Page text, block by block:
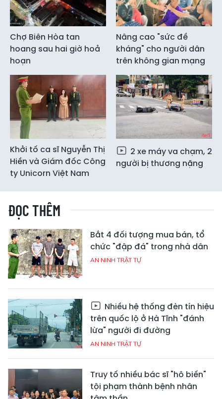
Chợ Biên Hòa tan
hoang sau hai giờ hoả
hoạn
Nâng cao "sức đề
kháng" cho người dân
trên không gian mạng
Khởi tố ca sĩ Nguyễn Thị
Hiền và Giám đốc Công
ty Unicorn Việt Nam
2 xe máy va chạm, 2
người bị thương nặng
ĐỌC THÊM
Bắt 4 đối tượng mua bán, tổ
chức "đập đá" trong nhà dân
AN NINH TRẬT TỰ
Nhiều hệ thống đèn tín hiệu
trên quốc lộ ở Hà Tĩnh "đánh
lừa" người đi đường
AN NINH TRẬT TỰ
Truy tố nhiều bác sĩ "hô biến"
tội phạm thành bệnh nhân